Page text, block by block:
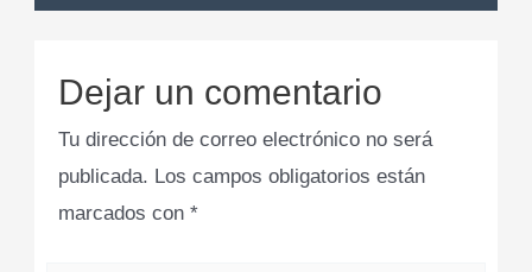
Dejar un comentario
Tu dirección de correo electrónico no será
publicada. Los campos obligatorios están
marcados con*